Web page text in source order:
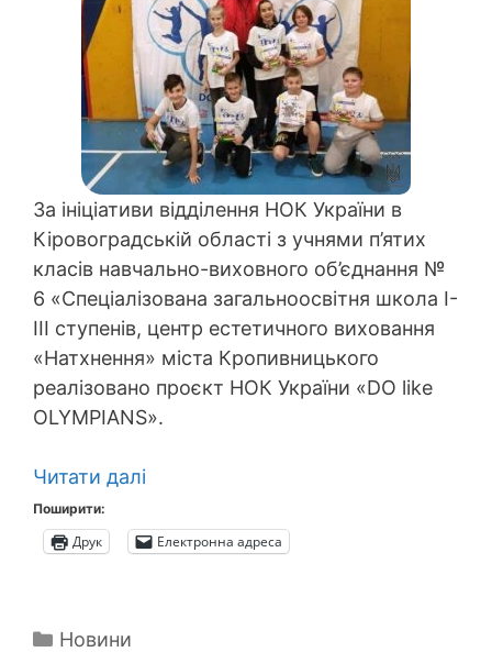
За ініціативи відділення НОК України в
Кіровоградській області з учнями п’ятих
класів навчально-виховного об’єднання №
6 «Спеціалізована загальноосвітня школа І-
ІІІ ступенів, центр естетичного виховання
«Натхнення» міста Кропивницького
реалізовано проєкт НОК України «DO like
OLYMPIANS».
Читати далі
Поширити:
Друк Електронна адреса
Категорії
Новини